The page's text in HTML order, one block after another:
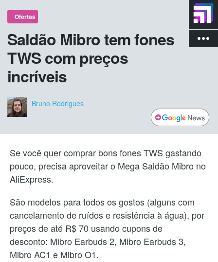
more_vert
Ofertas
Saldão Mibro tem fones
TWS com preços
incríveis
Bruno Rodrigues
Se você quer comprar bons fones TWS gastando
pouco, precisa aproveitar o Mega Saldão Mibro no
AliExpress.
São modelos para todos os gostos (alguns com
cancelamento de ruídos e resistência à água), por
preços de até R$ 70 usando cupons de
desconto: Mibro Earbuds 2, Mibro Earbuds 3,
Mibro AC1 e Mibro O1.